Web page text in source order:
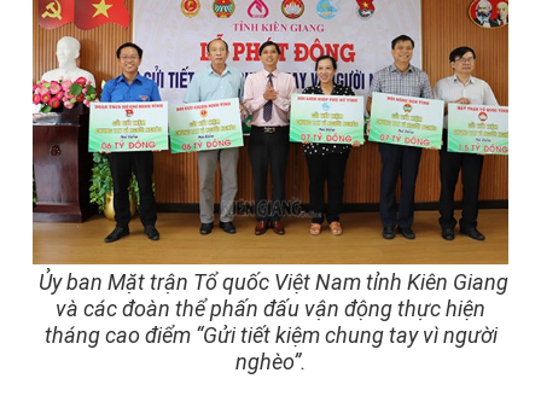
Ủy ban Mặt trận Tổ quốc Việt Nam tỉnh Kiên Giang
và các đoàn thể phấn đấu vận động thực hiện
tháng cao điểm “Gửi tiết kiệm chung tay vì người
nghèo”.